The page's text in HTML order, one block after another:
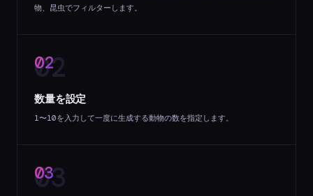
物、昆虫でフィルターします。
02
数量を設定
1〜10を入力して一度に生成する動物の数を指定します。
03